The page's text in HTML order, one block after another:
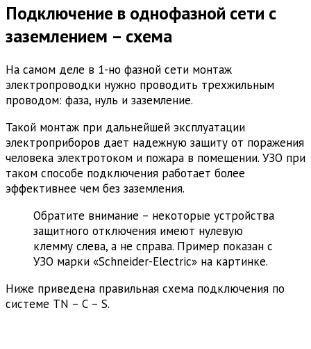
Подключение в однофазной сети с
заземлением – схема
На самом деле в 1-но фазной сети монтаж
электропроводки нужно проводить трехжильным
проводом: фаза, нуль и заземление.
Такой монтаж при дальнейшей эксплуатации
электроприборов дает надежную защиту от поражения
человека электротоком и пожара в помещении. УЗО при
таком способе подключения работает более
эффективнее чем без заземления.
Обратите внимание – некоторые устройства
защитного отключения имеют нулевую
клемму слева, а не справа. Пример показан с
УЗО марки «Schneider-Electric» на картинке.
Ниже приведена правильная схема подключения по
системе TN – С – S.